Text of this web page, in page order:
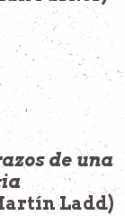
de una
Ladd)